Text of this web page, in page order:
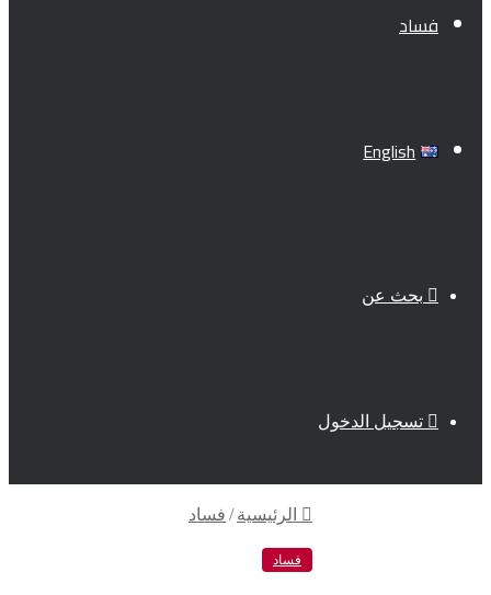
فساد
English
بحث عن
تسجيل الدخول
الرئيسية /فساد
فساد